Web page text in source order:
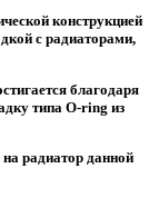
конструкцией
с радиаторами,
благодаря
типа O-ring из
радиатор данной